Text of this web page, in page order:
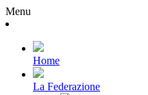
Menu
Home
La Federazione